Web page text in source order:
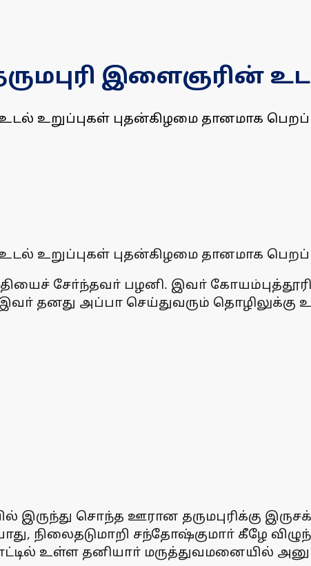
இளைஞரின்
உறுப்புகள் புதன்கிழமை தானமாக
உறுப்புகள் புதன்கிழமை தானமாக
சோ்ந்தவா் பழனி. இவா்
தனது அப்பா செய்துவரும் தொழிலுக்கு
இருந்து சொந்த ஊரான தருமபுரிக்கு
நிலைதடுமாறி சந்தோஷ்குமாா் கீழே
உள்ள தனியாா் மருத்துவமனையில்